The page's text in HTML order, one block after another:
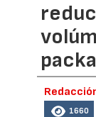
1660